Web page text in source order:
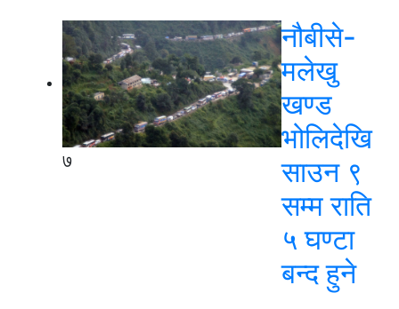
७
नौबीसे-
मलेखु
खण्ड
भोलिदेखि
साउन ९
सम्म राति
५ घण्टा
बन्द हुने